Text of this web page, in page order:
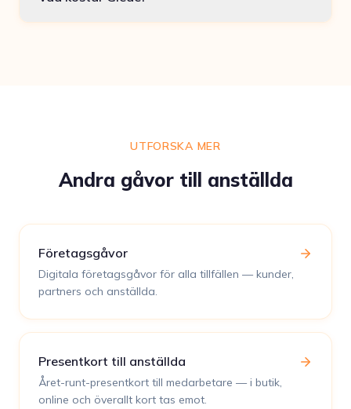
UTFORSKA MER
Andra gåvor till anställda
Företagsgåvor
Digitala företagsgåvor för alla tillfällen — kunder,
partners och anställda.
Presentkort till anställda
Året-runt-presentkort till medarbetare — i butik,
online och överallt kort tas emot.